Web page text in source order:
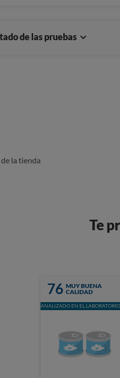
de las pruebas
la tienda
Te
76 MUY BUENA
CALIDAD
ANALIZADO EN EL LABORATORIO